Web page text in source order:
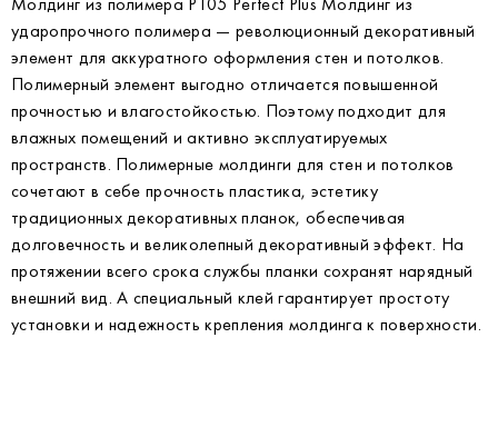
ударопрочного полимера — революционный декоративный
элемент для аккуратного оформления стен и потолков.
Полимерный элемент выгодно отличается повышенной
прочностью и влагостойкостью. Поэтому подходит для
влажных помещений и активно эксплуатируемых
пространств. Полимерные молдинги для стен и потолков
сочетают в себе прочность пластика, эстетику
традиционных декоративных планок, обеспечивая
долговечность и великолепный декоративный эффект. На
протяжении всего срока службы планки сохранят нарядный
внешний вид. А специальный клей гарантирует простоту
установки и надежность крепления молдинга к поверхности.